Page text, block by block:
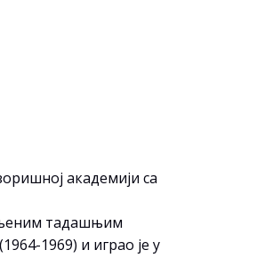
академији са
тадашњим
1969) и играо је у